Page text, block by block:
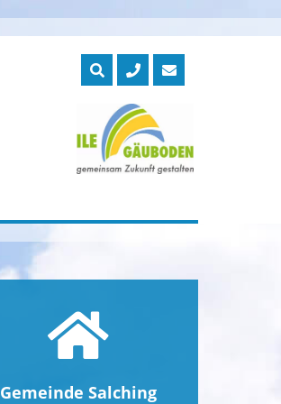
Gemeinde Salching